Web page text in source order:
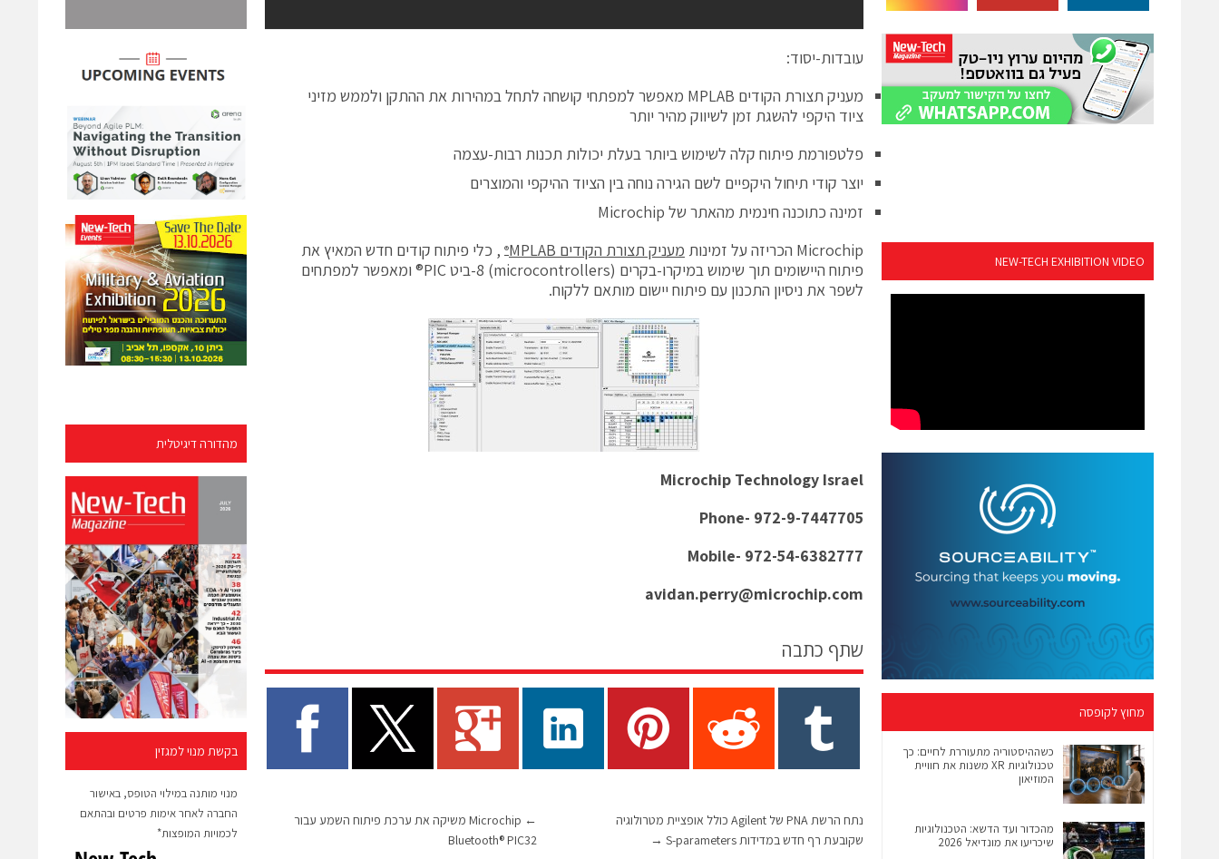
מהדורה דיגיטלית
בקשת מנוי למגזין
מנוי מותנה במילוי הטופס, באישור
החברה לאחר אימות פרטים ובהתאם
לכמויות המופצות*
עובדות-יסוד:
מעניק תצורת הקודים MPLAB מאפשר למפתחי קושחה לתחל במהירות את ההתקן ולממש מזיני
ציוד היקפי להשגת זמן לשיווק מהיר יותר
פלטפורמת פיתוח קלה לשימוש ביותר בעלת יכולות תכנות רבות-עצמה
יוצר קודי תיחול היקפיים לשם הגירה נוחה בין הציוד ההיקפי והמוצרים
זמינה כתוכנה חינמית מהאתר של Microchip
Microchip הכריזה על זמינות
מעניק תצורת הקודים MPLAB
® , כלי פיתוח קודים חדש המאיץ את
פיתוח היישומים תוך שימוש במיקרו-בקרים (microcontrollers) 8-ביט PIC® ומאפשר למפתחים
לשפר את ניסיון התכנון עם פיתוח יישום מותאם ללקוח.
Microchip Technology Israel
Phone- 972-9-7447705
Mobile- 972-54-6382777
avidan.perry@microchip.com
שתף כתבה
←
Microchip משיקה את ערכת פיתוח השמע עבור
Bluetooth® PIC32
נתח הרשת PNA של Agilent כולל אופציית מטרולוגיה
שקובעת רף חדש במדידות S-parameters
→
NEW-TECH EXHIBITION VIDEO
מחוץ לקופסה
כשההיסטוריה מתעוררת לחיים: כך
טכנולוגיות XR משנות את חוויית
המוזיאון
מהכדור ועד הדשא: הטכנולוגיות
שיכריעו את מונדיאל 2026